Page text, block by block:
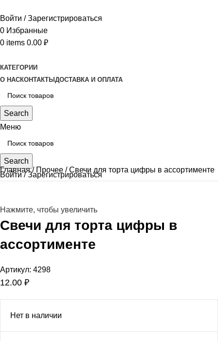
Войти / Зарегистрироваться
0 Избранные
0 items 0.00 ₽
КАТЕГОРИИ
О НАСКОНТАКТЫ ДОСТАВКА И ОПЛАТА
Search
Меню
Search
Войти / Зарегистрироваться
Главная Прочее Свечи для торта цифры в ассортименте
Нажмите, чтобы увеличить
Свечи для торта цифры в
ассортименте
Артикул: 4298
12.00 ₽
Нет в наличии